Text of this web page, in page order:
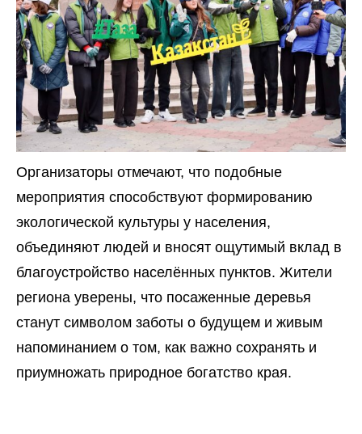
Организаторы отмечают, что подобные
мероприятия способствуют формированию
экологической культуры у населения,
объединяют людей и вносят ощутимый вклад в
благоустройство населённых пунктов. Жители
региона уверены, что посаженные деревья
станут символом заботы о будущем и живым
напоминанием о том, как важно сохранять и
приумножать природное богатство края.